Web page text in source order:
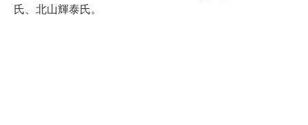
氏、北山輝泰氏。